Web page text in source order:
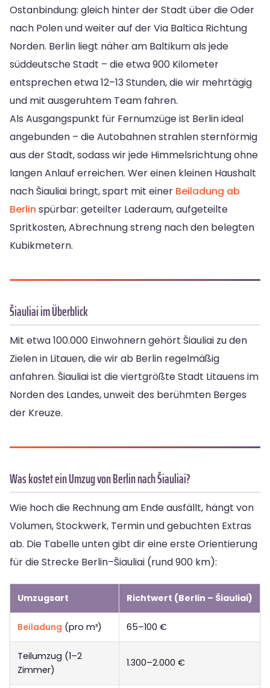
Ostanbindung: gleich hinter der Stadt über die Oder
nach Polen und weiter auf der Via Baltica Richtung
Norden. Berlin liegt näher am Baltikum als jede
süddeutsche Stadt – die etwa 900 Kilometer
entsprechen etwa 12–13 Stunden, die wir mehrtägig
und mit ausgeruhtem Team fahren.
Als Ausgangspunkt für Fernumzüge ist Berlin ideal
angebunden – die Autobahnen strahlen sternförmig
aus der Stadt, sodass wir jede Himmelsrichtung ohne
langen Anlauf erreichen. Wer einen kleinen Haushalt
nach Šiauliai bringt, spart mit einer Beiladung ab
Berlin spürbar: geteilter Laderaum, aufgeteilte
Spritkosten, Abrechnung streng nach den belegten
Kubikmetern.
Šiauliai im Überblick
Mit etwa 100.000 Einwohnern gehört Šiauliai zu den
Zielen in Litauen, die wir ab Berlin regelmäßig
anfahren. Šiauliai ist die viertgrößte Stadt Litauens im
Norden des Landes, unweit des berühmten Berges
der Kreuze.
Was kostet ein Umzug von Berlin nach Šiauliai?
Wie hoch die Rechnung am Ende ausfällt, hängt von
Volumen, Stockwerk, Termin und gebuchten Extras
ab. Die Tabelle unten gibt dir eine erste Orientierung
für die Strecke Berlin–Šiauliai (rund 900 km):
Umzugsart Richtwert (Berlin – Šiauliai)
Beiladung (pro m³) 65–100 €
Teilumzug (1–2
Zimmer)
1.300–2.000 €